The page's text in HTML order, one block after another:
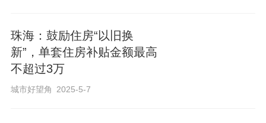
原二手房“带押过户”贷款同行办理的局限，
不仅提高了买卖双方自行选择贷款业务银
行的自由度，还可以避免复杂流程产生的
资金成本和时间成本，对激发南宁市二手
珠海：鼓励住房“以旧换
新”，单套住房补贴金额最高
不超过3万
城市好望角 2025-5-7